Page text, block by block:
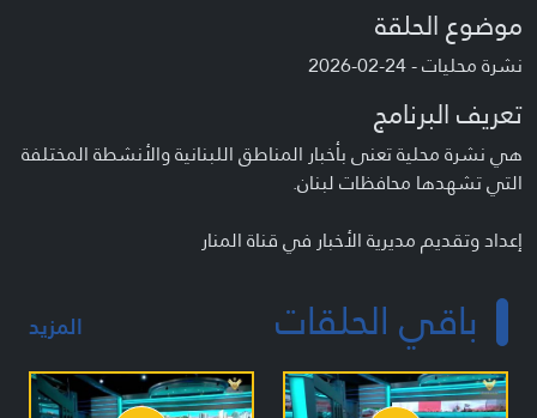
موضوع الحلقة
نشرة محليات - 24-02-2026
تعريف البرنامج
هي نشرة محلية تعنى بأخبار المناطق اللبنانية والأنشطة المختلفة
التي تشهدها محافظات لبنان.
إعداد وتقديم مديرية الأخبار في قناة المنار
باقي الحلقات المزيد